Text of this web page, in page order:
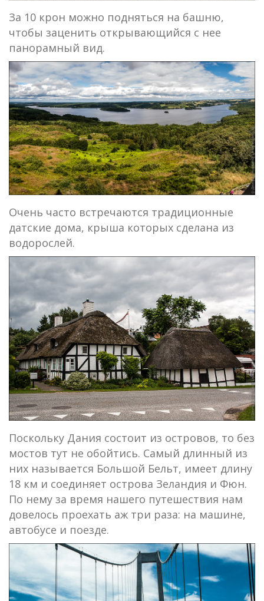
За 10 крон можно подняться на башню,
чтобы заценить открывающийся с нее
панорамный вид.
Очень часто встречаются традиционные
датские дома, крыша которых сделана из
водорослей.
Поскольку Дания состоит из островов, то без
мостов тут не обойтись. Самый длинный из
них называется Большой Бельт, имеет длину
18 км и соединяет острова Зеландия и Фюн.
По нему за время нашего путешествия нам
довелось проехать аж три раза: на машине,
автобусе и поезде.